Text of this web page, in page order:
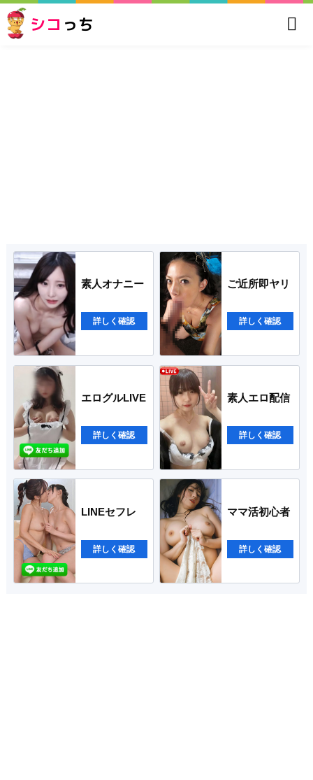
シコ っち
素人オナニー
詳しく確認
ご近所即ヤリ
詳しく確認
エログルLIVE
詳しく確認
素人エロ配信
詳しく確認
LINEセフレ
詳しく確認
ママ活初心者
詳しく確認